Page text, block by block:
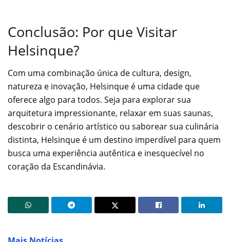
Conclusão: Por que Visitar
Helsinque?
Com uma combinação única de cultura, design,
natureza e inovação, Helsinque é uma cidade que
oferece algo para todos. Seja para explorar sua
arquitetura impressionante, relaxar em suas saunas,
descobrir o cenário artístico ou saborear sua culinária
distinta, Helsinque é um destino imperdível para quem
busca uma experiência autêntica e inesquecível no
coração da Escandinávia.